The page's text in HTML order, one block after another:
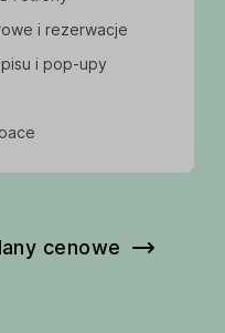
i rezerwacje
i pop-upy
cenowe